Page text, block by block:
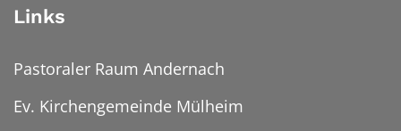
Links
Pastoraler Raum Andernach
Ev. Kirchengemeinde Mülheim